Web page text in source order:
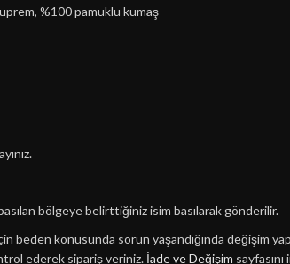
%100 pamuklu kumaş
bölgeye belirttiğiniz isim basılarak gönderilir.
beden konusunda sorun yaşandığında değişim
ederek sipariş veriniz. İade ve Değişim